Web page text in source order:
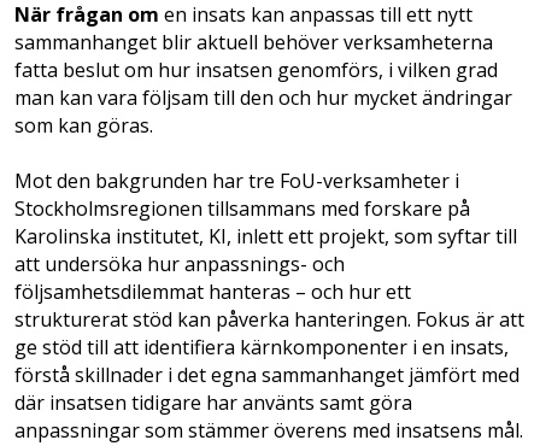
När frågan om en insats kan anpassas till ett nytt
sammanhanget blir aktuell behöver verksamheterna
fatta beslut om hur insatsen genomförs, i vilken grad
man kan vara följsam till den och hur mycket ändringar
som kan göras.
Mot den bakgrunden har tre FoU-verksamheter i
Stockholmsregionen tillsammans med forskare på
Karolinska institutet, KI, inlett ett projekt, som syftar till
att undersöka hur anpassnings- och
följsamhetsdilemmat hanteras – och hur ett
strukturerat stöd kan påverka hanteringen. Fokus är att
ge stöd till att identifiera kärnkomponenter i en insats,
förstå skillnader i det egna sammanhanget jämfört med
där insatsen tidigare har använts samt göra
anpassningar som stämmer överens med insatsens mål.